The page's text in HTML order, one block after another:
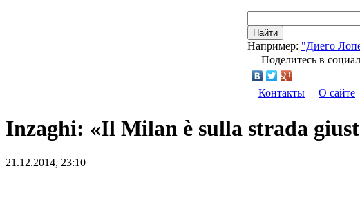
Найти
Например: "Диего
Поделитесь в
Контакты О сайте
Inzaghi: «Il Milan è sulla strada
21.12.2014, 23:10